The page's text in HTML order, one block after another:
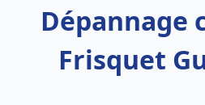
Dépannage
Frisquet